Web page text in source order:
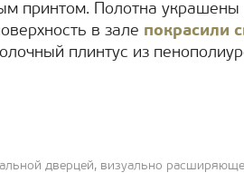
принтом. Полотна
в зале покрасили
плинтус из
дверцей, визуально